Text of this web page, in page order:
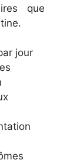
que
jour